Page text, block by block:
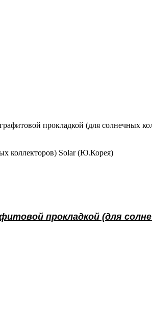
прокладкой (для солнечных
коллекторов) Solar (Ю.Корея)
прокладкой (для